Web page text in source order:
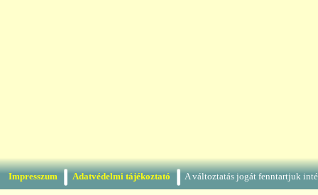
Impresszum Adatvédelmi tájékoztató A változtatás jogát fenntartjuk